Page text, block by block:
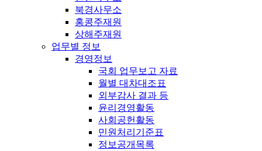
북경사무소
홍콩주재원
상해주재원
업무별 정보
경영정보
국회 업무보고 자료
월별 대차대조표
외부감사 결과 등
윤리경영활동
사회공헌활동
민원처리기준표
정보공개목록